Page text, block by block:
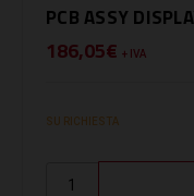
PCB ASSY
186,05€ + IVA
SU RICHIESTA